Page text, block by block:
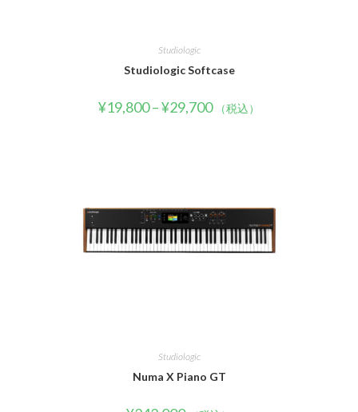
Studiologic
Studiologic Softcase
¥19,800–¥29,700 （税込）
Studiologic
Numa X Piano GT